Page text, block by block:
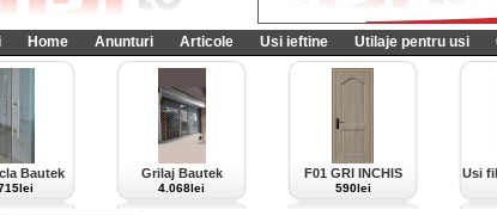
Home Anunturi Articole Usi ieftine Utilaje pentru usi
Bautek Grilaj Bautek
4.068lei
F01 GRI INCHIS
590lei
Usi